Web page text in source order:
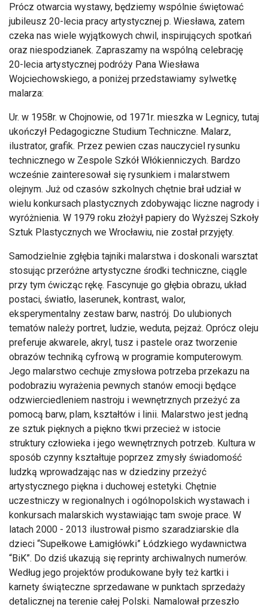
Prócz otwarcia wystawy, będziemy wspólnie świętować
jubileusz 20-lecia pracy artystycznej p. Wiesława, zatem
czeka nas wiele wyjątkowych chwil, inspirujących spotkań
oraz niespodzianek. Zapraszamy na wspólną celebrację
20-lecia artystycznej podróży Pana Wiesława
Wojciechowskiego, a poniżej przedstawiamy sylwetkę
malarza:
Ur. w 1958r. w Chojnowie, od 1971r. mieszka w Legnicy, tutaj
ukończył Pedagogiczne Studium Techniczne. Malarz,
ilustrator, grafik. Przez pewien czas nauczyciel rysunku
technicznego w Zespole Szkół Włókienniczych. Bardzo
wcześnie zainteresował się rysunkiem i malarstwem
olejnym. Już od czasów szkolnych chętnie brał udział w
wielu konkursach plastycznych zdobywając liczne nagrody i
wyróżnienia. W 1979 roku złożył papiery do Wyższej Szkoły
Sztuk Plastycznych we Wrocławiu, nie został przyjęty.
Samodzielnie zgłębia tajniki malarstwa i doskonali warsztat
stosując przeróżne artystyczne środki techniczne, ciągle
przy tym ćwicząc rękę. Fascynuje go głębia obrazu, układ
postaci, światło, laserunek, kontrast, walor,
eksperymentalny zestaw barw, nastrój. Do ulubionych
tematów należy portret, ludzie, weduta, pejzaż. Oprócz oleju
preferuje akwarele, akryl, tusz i pastele oraz tworzenie
obrazów techniką cyfrową w programie komputerowym.
Jego malarstwo cechuje zmysłowa potrzeba przekazu na
podobraziu wyrażenia pewnych stanów emocji będące
odzwierciedleniem nastroju i wewnętrznych przeżyć za
pomocą barw, plam, kształtów i linii. Malarstwo jest jedną
ze sztuk pięknych a piękno tkwi przecież w istocie
struktury człowieka i jego wewnętrznych potrzeb. Kultura w
sposób czynny kształtuje poprzez zmysły świadomość
ludzką wprowadzając nas w dziedziny przeżyć
artystycznego piękna i duchowej estetyki. Chętnie
uczestniczy w regionalnych i ogólnopolskich wystawach i
konkursach malarskich wystawiając tam swoje prace. W
latach 2000 - 2013 ilustrował pismo szaradziarskie dla
dzieci “Supełkowe Łamigłówki” Łódzkiego wydawnictwa
“BiK”. Do dziś ukazują się reprinty archiwalnych numerów.
Według jego projektów produkowane były też kartki i
karnety świąteczne sprzedawane w punktach sprzedaży
detalicznej na terenie całej Polski. Namalował przeszło